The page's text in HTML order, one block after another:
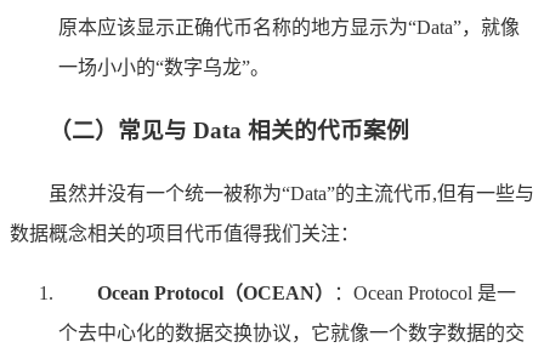
原本应该显示正确代币名称的地方显示为“Data”，就像
一场小小的“数字乌龙”。
（二）常见与 Data 相关的代币案例
虽然并没有一个统一被称为“Data”的主流代币,但有一些与
数据概念相关的项目代币值得我们关注：
Ocean Protocol（OCEAN）
：Ocean Protocol 是一
个去中心化的数据交换协议，它就像一个数字数据的交